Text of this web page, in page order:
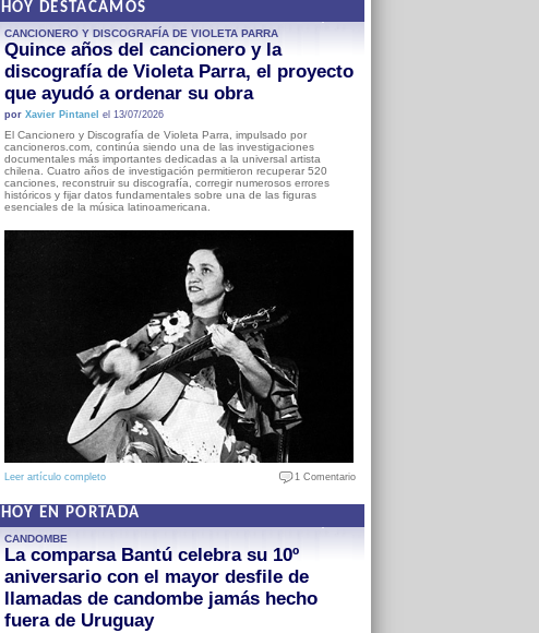
HOY DESTACAMOS
CANCIONERO Y DISCOGRAFÍA DE VIOLETA PARRA
Quince años del cancionero y la
discografía de Violeta Parra, el proyecto
que ayudó a ordenar su obra
por Xavier Pintanel el 13/07/2026
El Cancionero y Discografía de Violeta Parra, impulsado por
cancioneros.com, continúa siendo una de las investigaciones
documentales más importantes dedicadas a la universal artista
chilena. Cuatro años de investigación permitieron recuperar 520
canciones, reconstruir su discografía, corregir numerosos errores
históricos y fijar datos fundamentales sobre una de las figuras
esenciales de la música latinoamericana.
Leer artículo completo 1 Comentario
HOY EN PORTADA
CANDOMBE
La comparsa Bantú celebra su 10º
aniversario con el mayor desfile de
llamadas de candombe jamás hecho
fuera de Uruguay